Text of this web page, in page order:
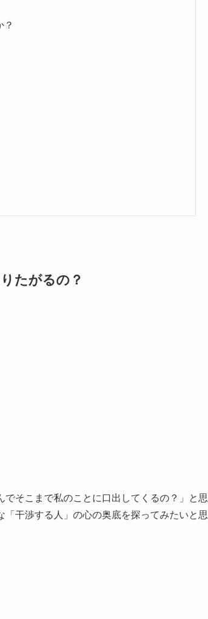
？
たがるの？
そこまで私のことに口出してくるの？」と思
干渉する人」の心の奥底を探ってみたいと思